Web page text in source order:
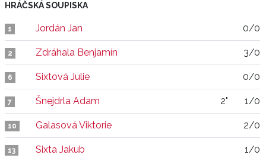
HRÁČSKÁ SOUPISKA
1 Jordán Jan 0/0
2 Zdráhala Benjamín 3/0
6 Sixtová Julie 0/0
7 Šnejdrla Adam 2" 1/0
10 Galasová Viktorie 2/0
13 Sixta Jakub 1/0